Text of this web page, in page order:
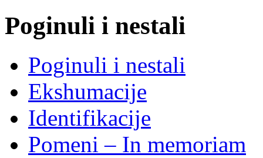
Poginuli i nestali
Poginuli i nestali
Ekshumacije
Identifikacije
Pomeni – In memoriam